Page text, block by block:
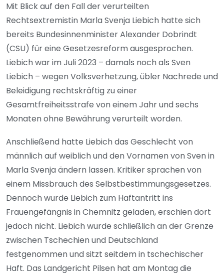
Mit Blick auf den Fall der verurteilten
Rechtsextremistin Marla Svenja Liebich hatte sich
bereits Bundesinnenminister Alexander Dobrindt
(CSU) für eine Gesetzesreform ausgesprochen.
Liebich war im Juli 2023 – damals noch als Sven
Liebich – wegen Volksverhetzung, übler Nachrede und
Beleidigung rechtskräftig zu einer
Gesamtfreiheitsstrafe von einem Jahr und sechs
Monaten ohne Bewährung verurteilt worden.
Anschließend hatte Liebich das Geschlecht von
männlich auf weiblich und den Vornamen von Sven in
Marla Svenja ändern lassen. Kritiker sprachen von
einem Missbrauch des Selbstbestimmungsgesetzes.
Dennoch wurde Liebich zum Haftantritt ins
Frauengefängnis in Chemnitz geladen, erschien dort
jedoch nicht. Liebich wurde schließlich an der Grenze
zwischen Tschechien und Deutschland
festgenommen und sitzt seitdem in tschechischer
Haft. Das Landgericht Pilsen hat am Montag die